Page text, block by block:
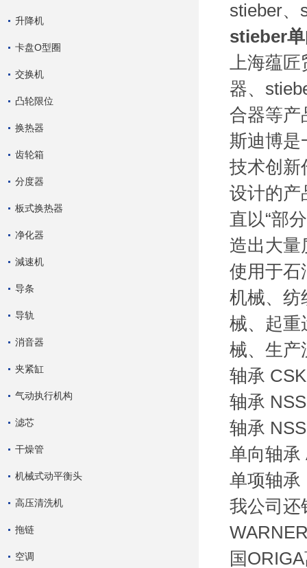
升降机
卡盘O型圈
交换机
凸轮限位
换热器
齿轮箱
分度器
板式换热器
净化器
減速机
导条
导轨
消音器
夹紧缸
气动执行机构
滤芯
干燥管
机械式动平衡头
高压清洗机
拖链
空调
stieber、
stieber
上海蕴
器、
合器等产
斯迪博是
技术创新
设计的产
直以“部
造出大量
使用于石
机械、纺
械、起重
械、生产
轴承
轴承
轴承
单向轴承
单项轴承
我公司还
国